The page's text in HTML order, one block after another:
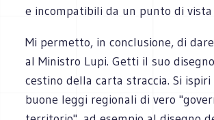
e incompatibili da un punto di vista
Mi permetto, in conclusione, di
al Ministro Lupi. Getti il suo
cestino della carta straccia. Si ispiri
buone leggi regionali di vero